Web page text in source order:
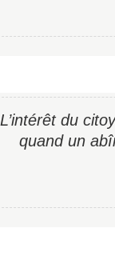
L’intérêt du
quand un